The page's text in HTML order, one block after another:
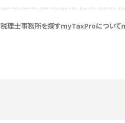
税理士事務所を探すmyTaxProについて